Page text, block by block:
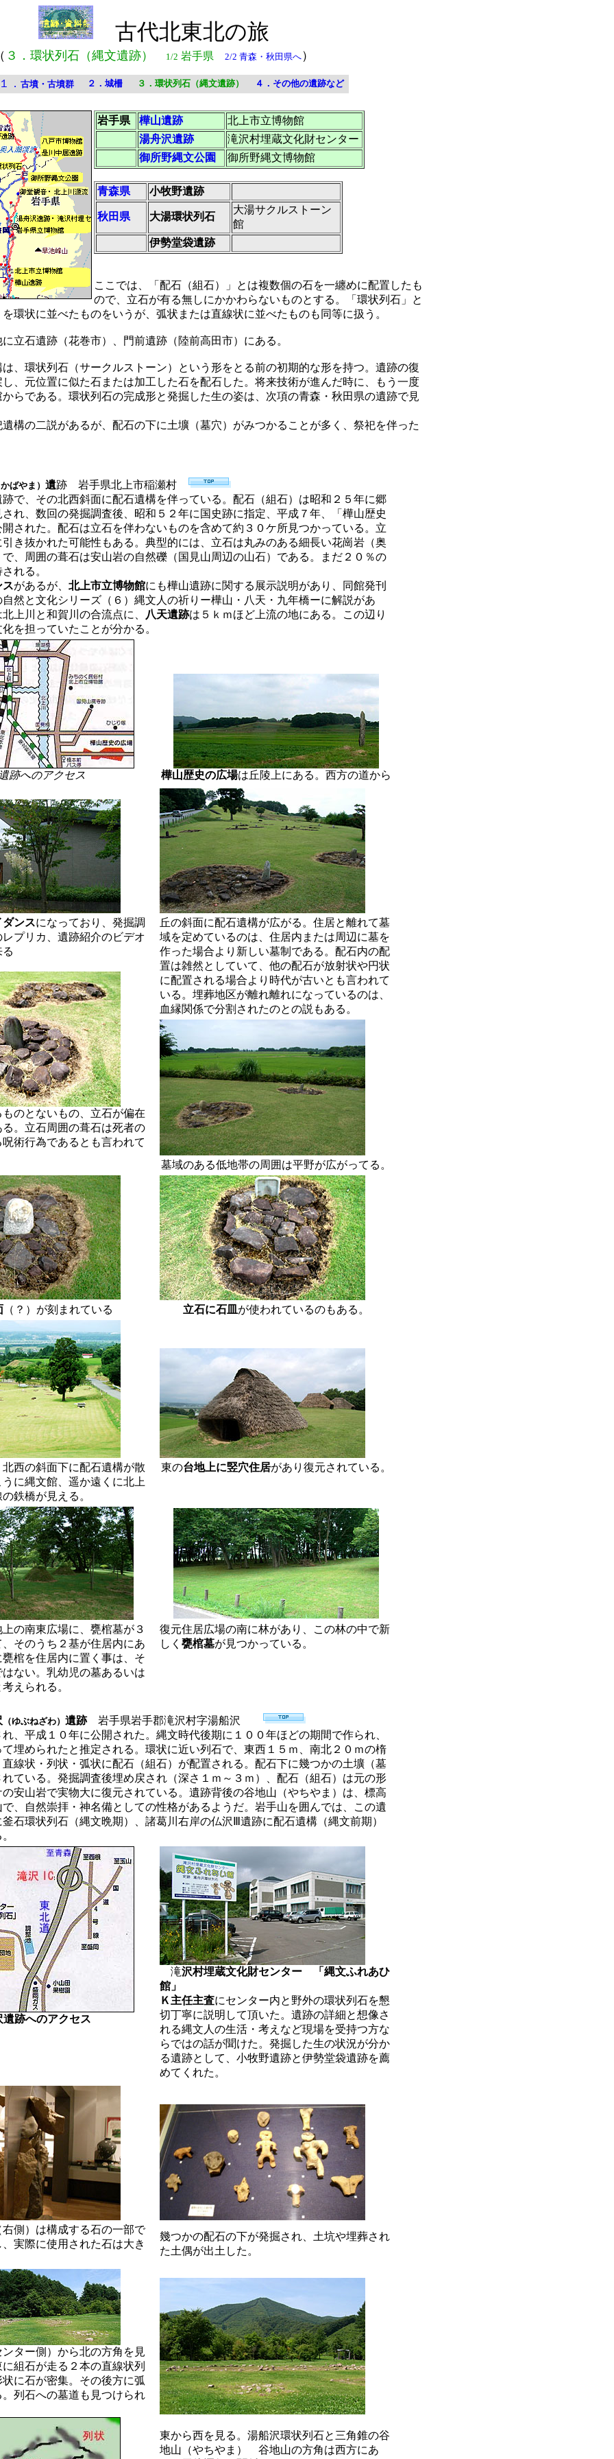
古代北東北の旅
３．環状列石（縄文遺跡） 1/2 岩手県 2/2 青森・秋田県へ ）
． 古墳・古墳群 ２．城柵 ３．環状列石（縄文遺跡） ４．その他の遺跡など
岩手県 樺山遺跡
北上市立博物館
湯舟沢遺跡
滝沢村埋蔵文化財センター
御所野縄文公園
御所野縄文博物館
青森県 小牧野遺跡
秋田県 大湯環状列石
大湯サクルストーン
館
伊勢堂袋遺跡
ここでは、「配石（組石）」とは複数個の石を一纏めに配置したも
ので、立石が有る無しにかかわらないものとする。「環状列石」と
環状に並べたものをいうが、弧状または直線状に並べたものも同等に扱う。
立石遺跡（花巻市）、門前遺跡（陸前高田市）にある。
、環状列石（サークルストーン）という形をとる前の初期的な形を持つ。遺跡の復
、元位置に似た石または加工した石を配石した。将来技術が進んだ時に、もう一度
らである。環状列石の完成形と発掘した生の姿は、次項の青森・秋田県の遺跡で見
構の二説があるが、配石の下に土壙（墓穴）がみつかることが多く、祭祀を伴った
ばやま） 遺跡 岩手県北上市稲瀬村
で、その北西斜面に配石遺構を伴っている。配石（組石）は昭和２５年に郷
れ、数回の発掘調査後、昭和５２年に国史跡に指定、平成７年、「樺山歴史
された。配石は立石を伴わないものを含めて約３０ケ所見つかっている。立
き抜かれた可能性もある。典型的には、立石は丸みのある細長い花崗岩（奥
、周囲の葺石は安山岩の自然礫（国見山周辺の山石）である。まだ２０％の
れる。
スがあるが、 北上市立博物館にも樺山遺跡に関する展示説明があり、同館発刊
然と文化シリーズ（６）縄文人の祈りー樺山・八天・九年橋ーに解説があ
上川と和賀川の合流点に、
八天遺跡は５ｋｍほど上流の地にある。この辺り
を担っていたことが分かる。
跡へのアクセス 樺山歴史の広場は丘陵上にある。西方の道から
ンスになっており、発掘調
プリカ、遺跡紹介のビデオ
ものとないもの、立石が偏在
。立石周囲の葺石は死者の
術行為であるとも言われて
丘の斜面に配石遺構が広がる。住居と離れて墓
域を定めているのは、住居内または周辺に墓を
作った場合より新しい墓制である。配石内の配
置は雑然としていて、他の配石が放射状や円状
に配置される場合より時代が古いとも言われて
いる。埋葬地区が離れ離れになっているのは、
血縁関係で分割されたのとの説もある。
墓域のある低地帯の周囲は平野が広がってる。
（？）が刻まれている 立石に石皿 が使われているのもある。
西の斜面下に配石遺構が散
に縄文館、遥か遠くに北上
鉄橋が見える。
東の台地上に竪穴住居があり復元されている。
の南東広場に、甕棺墓が３
そのうち２基が住居内にあ
棺を住居内に置く事は、そ
ない。乳幼児の墓あるいは
えられる。
復元住居広場の南に林があり、この林の中で新
しく 甕棺墓が見つかっている。
（ゆぶねざわ） 遺跡岩手県岩手郡滝沢村字湯船沢
、平成１０年に公開された。縄文時代後期に１００年ほどの期間で作られ、
埋められたと推定される。環状に近い列石で、東西１５ｍ、南北２０ｍの楕
線状・列状・弧状に配石（組石）が配置される。配石下に幾つかの土壙（墓
ている。発掘調査後埋め戻され（深さ１ｍ～３ｍ）、配石（組石）は元の形
安山岩で実物大に復元されている。遺跡背後の谷地山（やちやま）は、標高
、自然崇拝・神名備としての性格があるようだ。岩手山を囲んでは、この遺
石環状列石（縄文晩期）、諸葛川右岸の仏沢Ⅲ遺跡に配石遺構（縄文前期）
遺跡へのアクセス
滝沢村埋蔵文化財センター 「縄文ふれあひ
館」
Ｋ主任主査にセンター内と野外の環状列石を懇
切丁寧に説明して頂いた。遺跡の詳細と想像さ
れる縄文人の生活・考えなど現場を受持つ方な
らではの話が聞けた。発掘した生の状況が分か
る遺跡として、小牧野遺跡と伊勢堂袋遺跡を薦
めてくれた。
側）は構成する石の一部で
実際に使用された石は大き
幾つかの配石の下が発掘され、土坑や埋葬され
た土偶が出土した。
ター側）から北の方角を見
組石が走る２本の直線状列
に石が密集。その後方に弧
列石への墓道も見つけられ
東から西を見る。湯船沢環状列石と三角錐の谷
地山（やちやま） 谷地山の方角は西方にあ